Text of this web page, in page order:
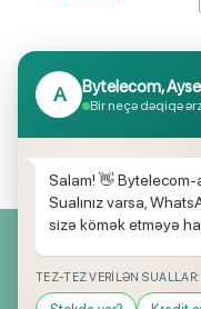
A Bytelecom,
Bir neçə dəqiqə
Salam! 👋 Bytelecom-
Sualınız varsa,
sizə kömək etməyə
TEZ-TEZ VERILƏN SUALLAR: